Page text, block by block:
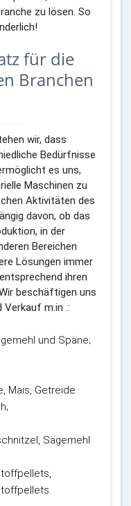
zu lösen. So
für die
Branchen
wir, dass
Bedürfnisse
es uns,
Maschinen zu
Aktivitäten des
davon, ob das
in der
Bereichen
Lösungen immer
ihren
beschäftigen uns
Verkauf m.in .:
und Späne;
Mais, Getreide
Sägemehl